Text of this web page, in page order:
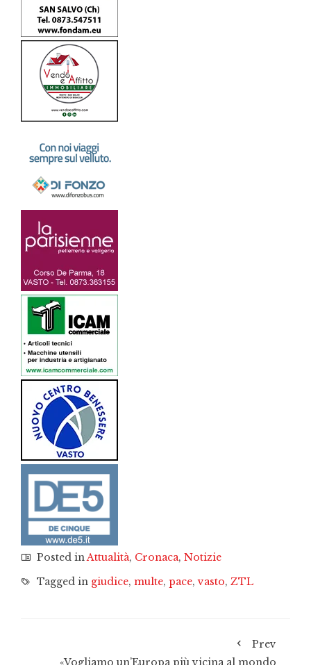
Posted inAttualità, Cronaca, Notizie
Tagged in giudice, multe, pace,vasto, ZTL
Prev
«Vogliamo un’Europa più vicina al mondo